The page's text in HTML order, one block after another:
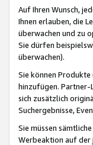
Auf Ihren Wunsch,
Ihnen erlauben, die
überwachen und zu
Sie dürfen
überwachen).
Sie können
hinzufügen. Partner-
sich zusätzlich
Suchergebnisse,
Sie müssen
Werbeaktion auf der